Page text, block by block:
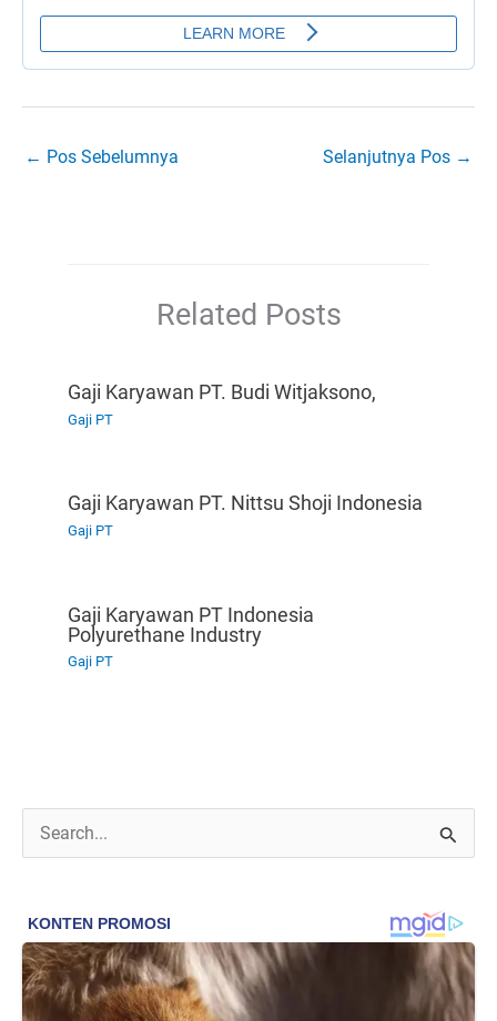
← Pos Sebelumnya Selanjutnya Pos →
Related Posts
Gaji Karyawan PT. Budi Witjaksono,
Gaji PT
Gaji Karyawan PT. Nittsu Shoji Indonesia
Gaji PT
Gaji Karyawan PT Indonesia
Polyurethane Industry
Gaji PT
a
u
n